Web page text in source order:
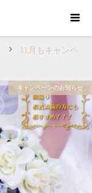
11月もキャンペ
キャンペーンのお知らせ